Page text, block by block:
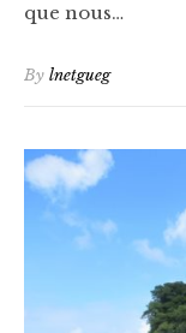
que nous…
By lnetgueg